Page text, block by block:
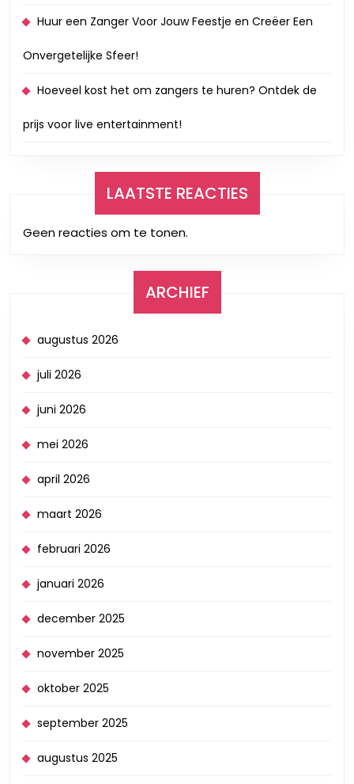
Huur een Zanger Voor Jouw Feestje en Creëer Een
Onvergetelijke Sfeer!
Hoeveel kost het om zangers te huren? Ontdek de
prijs voor live entertainment!
LAATSTE REACTIES
Geen reacties om te tonen.
ARCHIEF
augustus 2026
juli 2026
juni 2026
mei 2026
april 2026
maart 2026
februari 2026
januari 2026
december 2025
november 2025
oktober 2025
september 2025
augustus 2025